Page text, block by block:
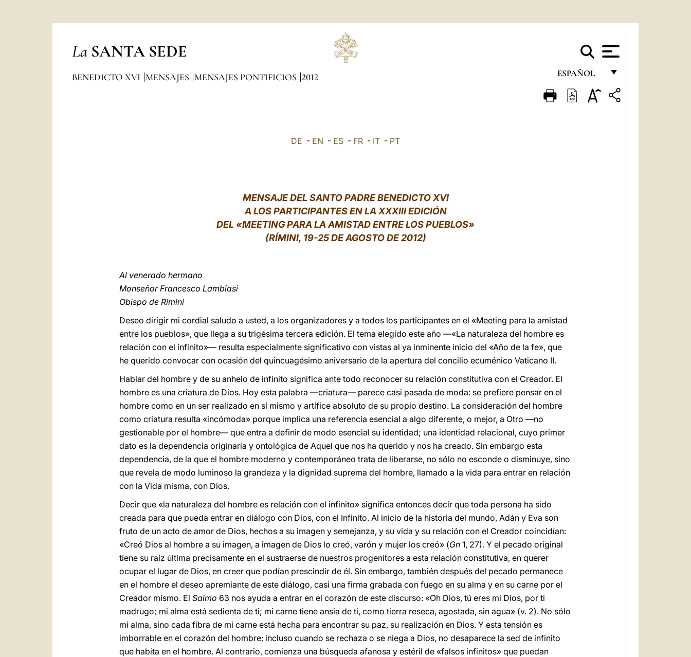
La SANTA SEDE
ESPAÑOL
FRANÇAIS
BENEDICTO XVI MENSAJES MENSAJES PONTIFICIOS 2012
DE - EN - ES - FR - IT - PT
MENSAJE DEL SANTO PADRE BENEDICTO XVI
A LOS PARTICIPANTES EN LA XXXIII EDICIÓN
DEL «MEETING PARA LA AMISTAD ENTRE LOS PUEBLOS»
(RÍMINI, 19-25 DE AGOSTO DE 2012)
Al venerado hermano
Monseñor Francesco Lambiasi
Obispo de Rímini
Deseo dirigir mi cordial saludo a usted, a los organizadores y a todos los participantes en el «Meeting para la amistad
entre los pueblos», que llega a su trigésima tercera edición. El tema elegido este año —«La naturaleza del hombre es
relación con el infinito»— resulta especialmente significativo con vistas al ya inminente inicio del «Año de la fe», que
he querido convocar con ocasión del quincuagésimo aniversario de la apertura del concilio ecuménico Vaticano II.
Hablar del hombre y de su anhelo de infinito significa ante todo reconocer su relación constitutiva con el Creador. El
hombre es una criatura de Dios. Hoy esta palabra —criatura— parece casi pasada de moda: se prefiere pensar en el
hombre como en un ser realizado en sí mismo y artífice absoluto de su propio destino. La consideración del hombre
como criatura resulta «incómoda» porque implica una referencia esencial a algo diferente, o mejor, a Otro —no
gestionable por el hombre— que entra a definir de modo esencial su identidad; una identidad relacional, cuyo primer
dato es la dependencia originaria y ontológica de Aquel que nos ha querido y nos ha creado. Sin embargo esta
dependencia, de la que el hombre moderno y contemporáneo trata de liberarse, no sólo no esconde o disminuye, sino
que revela de modo luminoso la grandeza y la dignidad suprema del hombre, llamado a la vida para entrar en relación
con la Vida misma, con Dios.
Decir que «la naturaleza del hombre es relación con el infinito» significa entonces decir que toda persona ha sido
creada para que pueda entrar en diálogo con Dios, con el Infinito. Al inicio de la historia del mundo, Adán y Eva son
fruto de un acto de amor de Dios, hechos a su imagen y semejanza, y su vida y su relación con el Creador coincidían:
«Creó Dios al hombre a su imagen, a imagen de Dios lo creó, varón y mujer los creó» (Gn 1, 27). Y el pecado original
tiene su raíz última precisamente en el sustraerse de nuestros progenitores a esta relación constitutiva, en querer
ocupar el lugar de Dios, en creer que podían prescindir de él. Sin embargo, también después del pecado permanece
en el hombre el deseo apremiante de este diálogo, casi una firma grabada con fuego en su alma y en su carne por el
Creador mismo. El Salmo 63 nos ayuda a entrar en el corazón de este discurso: «Oh Dios, tú eres mi Dios, por ti
madrugo; mi alma está sedienta de ti; mi carne tiene ansia de ti, como tierra reseca, agostada, sin agua» (v. 2). No sólo
mi alma, sino cada fibra de mi carne está hecha para encontrar su paz, su realización en Dios. Y esta tensión es
imborrable en el corazón del hombre: incluso cuando se rechaza o se niega a Dios, no desaparece la sed de infinito
que habita en el hombre. Al contrario, comienza una búsqueda afanosa y estéril de «falsos infinitos» que puedan